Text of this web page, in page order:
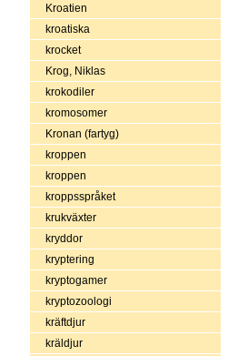
Kroatien
kroatiska
krocket
Krog, Niklas
krokodiler
kromosomer
Kronan (fartyg)
kroppen
kroppen
kroppsspråket
krukväxter
kryddor
kryptering
kryptogamer
kryptozoologi
kräftdjur
kräldjur